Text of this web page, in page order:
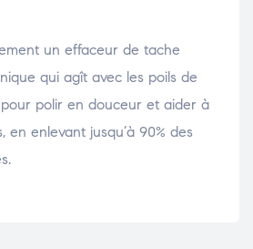
un effaceur de tache
qui agît avec les poils de
polir en douceur et aider à
en enlevant jusqu’à 90% des